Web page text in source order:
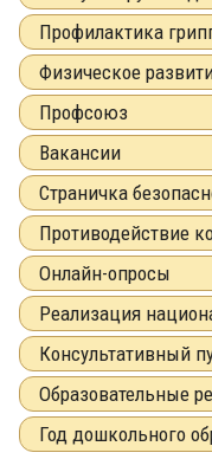
Профилактика
Физическое
Профсоюз
Вакансии
Страничка
Противодействие
Онлайн-опросы
Реализация
Консультативный
Образовательные
Год дошкольного